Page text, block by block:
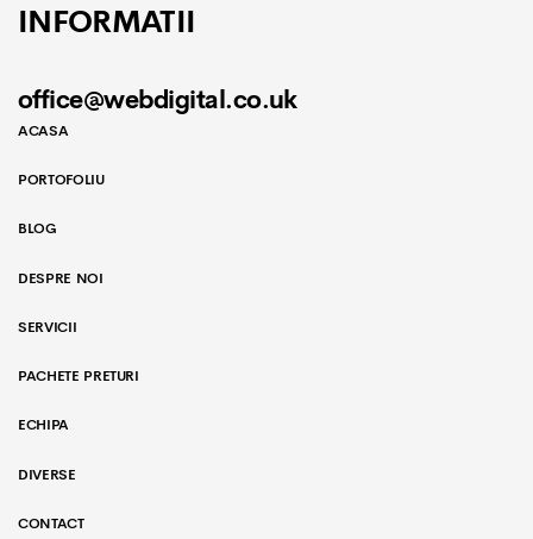
INFORMATII
office@webdigital.co.uk
ACASA
PORTOFOLIU
BLOG
DESPRE NOI
SERVICII
PACHETE PRETURI
ECHIPA
DIVERSE
CONTACT